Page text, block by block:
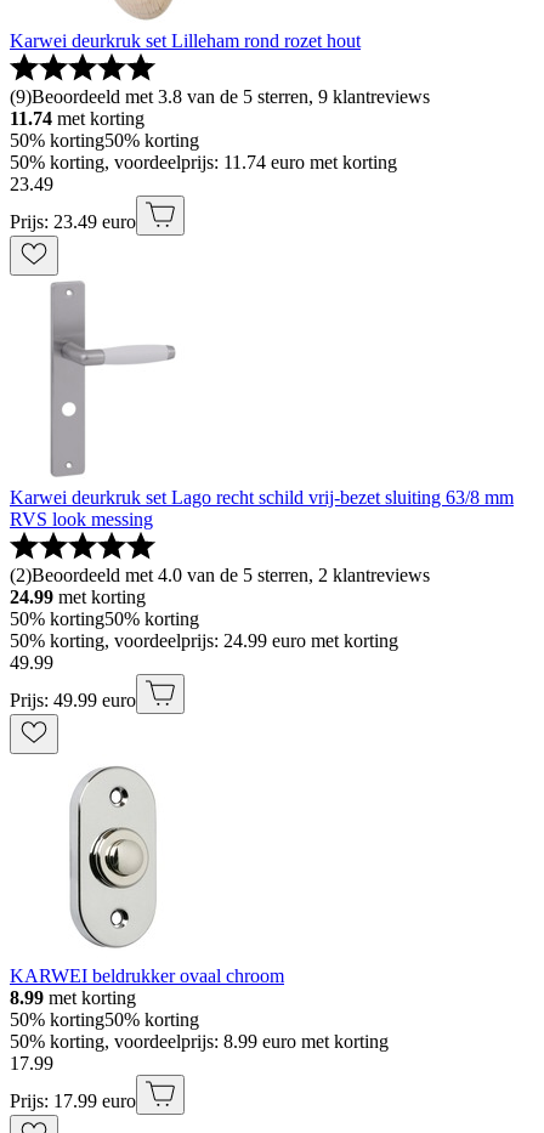
Karwei deurkruk set Lilleham rond rozet hout
(9)Beoordeeld met 3.8 van de 5 sterren, 9 klantreviews
11.74 met korting
50% korting50% korting
50% korting, voordeelprijs: 11.74 euro met korting
23.49
Prijs: 23.49 euro
Karwei deurkruk set Lago recht schild vrij-bezet sluiting 63/8 mm
RVS look messing
(2)Beoordeeld met 4.0 van de 5 sterren, 2 klantreviews
24.99 met korting
50% korting50% korting
50% korting, voordeelprijs: 24.99 euro met korting
49.99
Prijs: 49.99 euro
KARWEI beldrukker ovaal chroom
8.99 met korting
50% korting50% korting
50% korting, voordeelprijs: 8.99 euro met korting
17.99
Prijs: 17.99 euro